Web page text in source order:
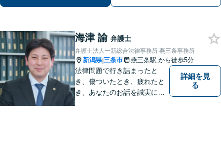
海津 諭 弁護士
弁護士法人一新総合法律事務所 燕三条事務所
新潟県|三条市 燕三条駅 から徒歩5分
法律問題で行き詰まったと
き、傷ついたとき、疲れたと
き、あなたのお話を誠実にお
詳細を見
る